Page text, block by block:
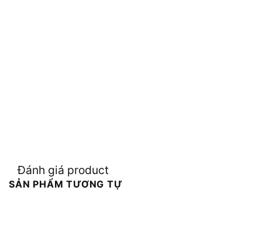
Đánh giá product
SẢN PHẨM TƯƠNG TỰ